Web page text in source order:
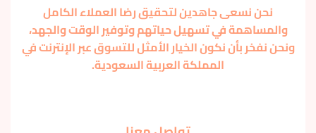
نحن نسعى جاهدين لتحقيق رضا العملاء الكامل
والمساهمة في تسهيل حياتهم وتوفير الوقت والجهد،
ونحن نفخر بأن نكون الخيار الأمثل للتسوق عبر الإنترنت في
المملكة العربية السعودية.